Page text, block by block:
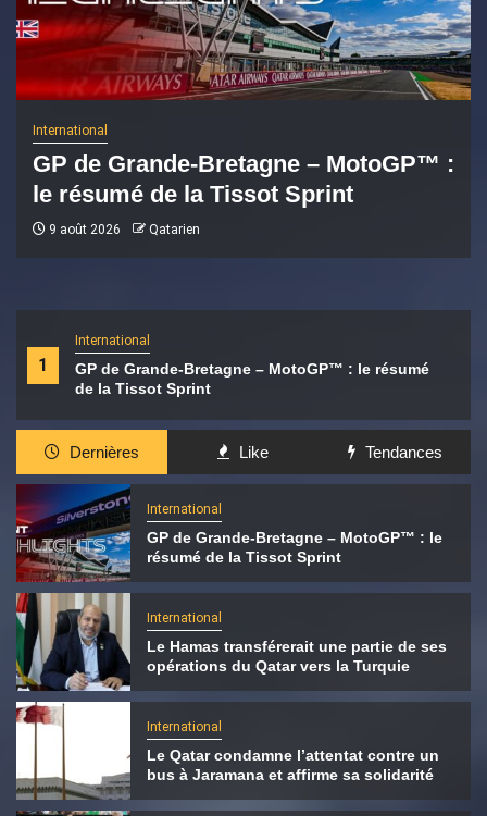
1
International
GP de Grande-Bretagne – MotoGP™ : le résumé
de la Tissot Sprint
International
GP de Grande-Bretagne – MotoGP™ :
le résumé de la Tissot Sprint
9 août 2026 Qatarien
Dernières Like Tendances
International
GP de Grande-Bretagne – MotoGP™ : le
résumé de la Tissot Sprint
International
Le Hamas transférerait une partie de ses
opérations du Qatar vers la Turquie
International
Le Qatar condamne l’attentat contre un
bus à Jaramana et affirme sa solidarité